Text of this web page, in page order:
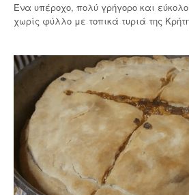
Ένα υπέροχο, πολύ γρήγορο και
χωρίς φύλλο με τοπικά τυριά της